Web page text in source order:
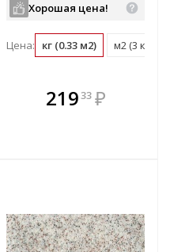
ведро (15 кг)
В комплекте
всегда выгоднее!
Хорошая цена!
Цена: кг (0.33 м2) м2 (3 кг)
21933 ₽